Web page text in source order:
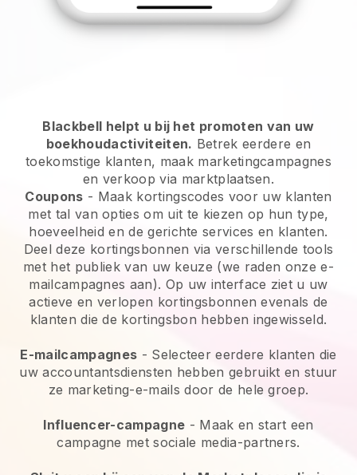
Blackbell helpt u bij het promoten van uw
boekhoudactiviteiten. Betrek eerdere en
toekomstige klanten, maak marketingcampagnes
en verkoop via marktplaatsen.
Coupons - Maak kortingscodes voor uw klanten
met tal van opties om uit te kiezen op hun type,
hoeveelheid en de gerichte services en klanten.
Deel deze kortingsbonnen via verschillende tools
met het publiek van uw keuze (we raden onze e-
mailcampagnes aan). Op uw interface ziet u uw
actieve en verlopen kortingsbonnen evenals de
klanten die de kortingsbon hebben ingewisseld.
E-mailcampagnes - Selecteer eerdere klanten die
uw accountantsdiensten hebben gebruikt en stuur
ze marketing-e-mails door de hele groep.
Influencer-campagne - Maak en start een
campagne met sociale media-partners.